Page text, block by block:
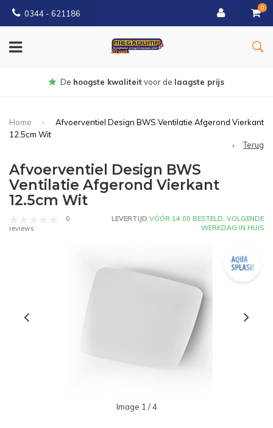
0344 - 621186
0
Gratisbezorgd vanaf € 150
Home
Afvoerventiel Design BWS Ventilatie Afgerond Vierkant
12.5cm Wit
Terug
Afvoerventiel Design BWS
Ventilatie Afgerond Vierkant
12.5cm Wit
0
reviews
LEVERTIJD VÓÓR 14:00 BESTELD, VOLGENDE
WERKDAG IN HUIS
Image 1 / 4